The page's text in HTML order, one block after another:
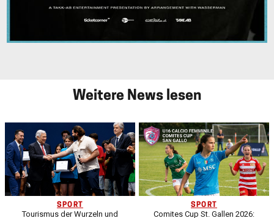
Weitere News lesen
SPORT
Tourismus der Wurzeln und
SPORT
Comites Cup St. Gallen 2026: